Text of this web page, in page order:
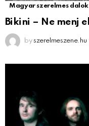
Magyar szerelmes dalok
Bikini – Ne menj el
by szerelmeszene.hu